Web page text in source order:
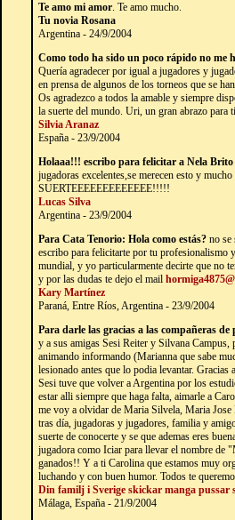
Te amo mi amor. Te amo mucho.
Tu novia Rosana
Argentina - 24/9/2004
Como todo ha sido un poco rápido no me
Quería agradecer por igual a jugadores y
en prensa de algunos de los torneos que se
Os agradezco a todos la amable y siempre
la suerte del mundo. Uri, un gran abrazo para
Silvia Aranaz
España - 23/9/2004
Holaaa!!! escribo para felicitar a Nela
jugadoras excelentes,se merecen esto y
SUERTEEEEEEEEEEEEE!!!!!
Lucas Silva
Argentina - 23/9/2004
Para Cata Tenorio: Hola como estás? no se
escribo para felicitarte por tu profesionalismo
mundial, y yo particularmente decirte que no
y por las dudas te dejo el mail
Kary Martínez
Paraná, Entre Ríos, Argentina - 23/9/2004
Para darle las gracias a las compañeras
y a sus amigas Sesi Reiter y Silvana
animando informando (Marianna que sabe
lesionado antes que lo podia levantar.
Sesi tuve que volver a Argentina por los
estar alli siempre que haga falta, aimarle a
me voy a olvidar de Maria Silvela, Maria
tras día, jugadoras y jugadores, familia y
suerte de conocerte y se que ademas eres
jugadora como Iciar para llevar el nombre de
ganados!! Y a ti Carolina que estamos muy
luchando y con buen humor. Todos te
Din familj i Sverige skickar manga pussar
Málaga, España - 21/9/2004